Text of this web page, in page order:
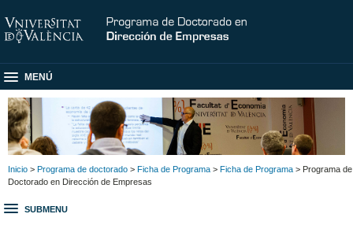
MENÚ
Inicio > Programa de doctorado > Ficha de Programa > Ficha de Programa > Programa de
Doctorado en Dirección de Empresas
SUBMENU